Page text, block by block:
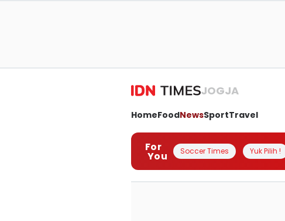
JOGJA
HomeFoodNewsSportTravel
For
You Soccer Times Yuk Pilih !